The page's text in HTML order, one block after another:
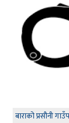
बाराको प्रसौनी